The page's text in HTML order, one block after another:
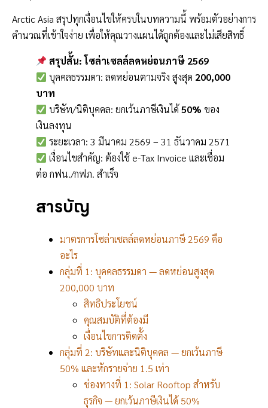
Arctic Asia สรุปทุกเงื่อนไขให้ครบในบทความนี้ พร้อมตัวอย่างการ
คำนวณที่เข้าใจง่าย เพื่อให้คุณวางแผนได้ถูกต้องและไม่เสียสิทธิ์
สรุปสั้น: โซล่าเซลล์ลดหย่อนภาษี 2569
บุคคลธรรมดา: ลดหย่อนตามจริง สูงสุด 200,000
บาท
บริษัท/นิติบุคคล: ยกเว้นภาษีเงินได้50% ของ
เงินลงทุน
ระยะเวลา: 3 มีนาคม 2569 – 31 ธันวาคม 2571
เงื่อนไขสำคัญ: ต้องใช้ e-Tax Invoice และเชื่อม
ต่อ กฟน./กฟภ. สำเร็จ
สารบัญ
มาตรการโซล่าเซลล์ลดหย่อนภาษี 2569 คือ
อะไร
กลุ่มที่ 1: บุคคลธรรมดา — ลดหย่อนสูงสุด
200,000 บาท
สิทธิประโยชน์
คุณสมบัติที่ต้องมี
เงื่อนไขการติดตั้ง
กลุ่มที่ 2: บริษัทและนิติบุคคล — ยกเว้นภาษี
50% และหักรายจ่าย 1.5 เท่า
ช่องทางที่ 1: Solar Rooftop สำหรับ
ธุรกิจ — ยกเว้นภาษีเงินได้ 50%